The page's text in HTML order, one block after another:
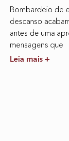
Bombardeio de
descanso
antes de uma
mensagens que
Leia mais +